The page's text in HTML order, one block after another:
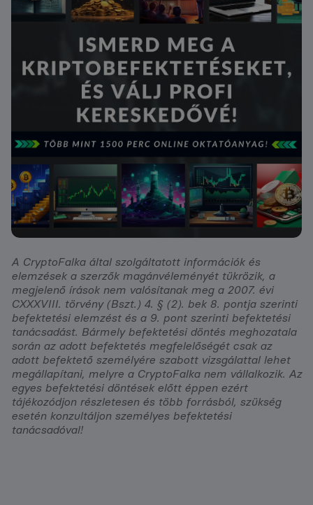
A CryptoFalka által szolgáltatott információk és
elemzések a szerzők magánvéleményét tükrözik, a
megjelenő írások nem valósítanak meg a 2007. évi
CXXXVIII. törvény (Bszt.) 4. § (2). bek 8. pontja szerinti
befektetési elemzést és a 9. pont szerinti befektetési
tanácsadást. Bármely befektetési döntés meghozatala
során az adott befektetés megfelelőségét csak az
adott befektető személyére szabott vizsgálattal lehet
megállapítani, melyre a CryptoFalka nem vállalkozik. Az
egyes befektetési döntések előtt éppen ezért
tájékozódjon részletesen és több forrásból, szükség
esetén konzultáljon személyes befektetési
tanácsadóval!